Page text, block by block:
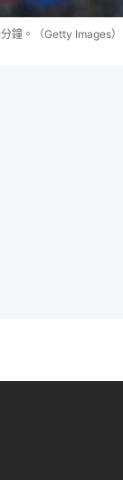
鐘。（Getty Images）